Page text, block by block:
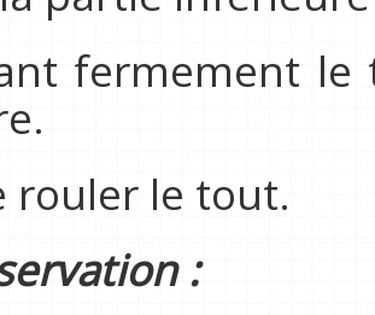
fermement
rouler le tout.
: